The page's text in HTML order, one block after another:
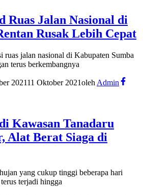
Ruas Jalan Nasional di
Rusak Lebih Cepat
jalan nasional di Kabupaten Sumba
terus berkembangnya
202111 Oktober 2021oleh Admin
Kawasan Tanadaru
Alat Berat Siaga di
yang cukup tinggi beberapa hari
terjadi hingga